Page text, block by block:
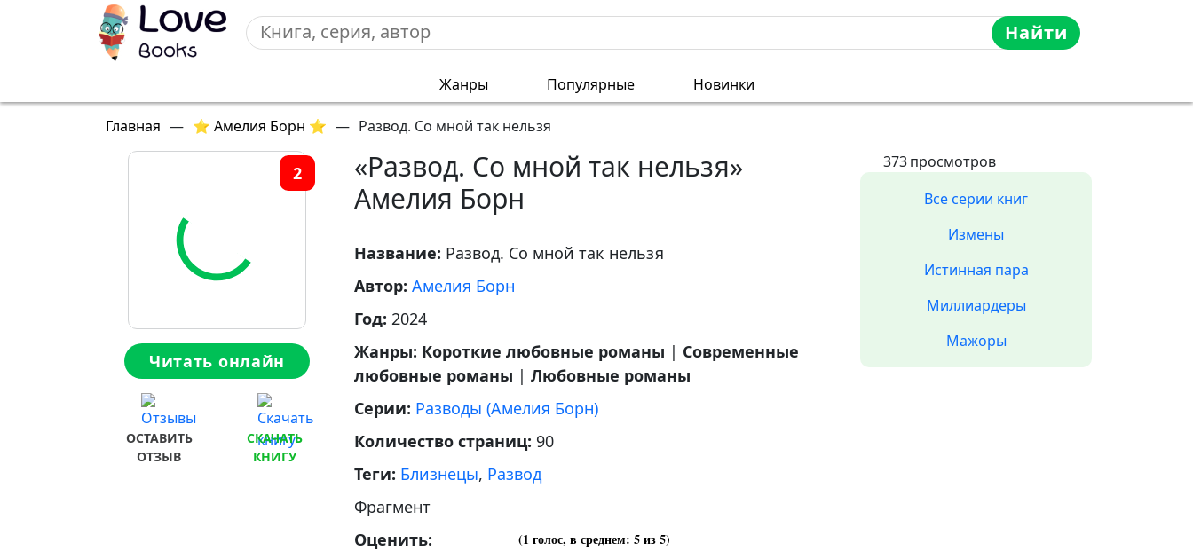
Найти
Жанры Популярные Новинки
Главная — ⭐ Амелия Борн ⭐ — Развод. Со мной так нельзя
2
Читать онлайн
ОСТАВИТЬ
ОТЗЫВ
СКАЧАТЬ
КНИГУ
«Развод. Со мной так нельзя»
Амелия Борн
Название: Развод. Со мной так нельзя
Автор: Амелия Борн
Год: 2024
Жанры: Короткие любовные романы | Современные
любовные романы | Любовные романы
Серии: Разводы (Амелия Борн)
Количество страниц: 90
Теги: Близнецы, Развод
Фрагмент
Оценить:
(1 голос, в среднем: 5из 5)
373просмотров
Все серии книг
Измены
Истинная пара
Миллиардеры
Мажоры